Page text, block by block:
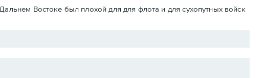
Востоке был плохой для для флота и для сухопутных войск